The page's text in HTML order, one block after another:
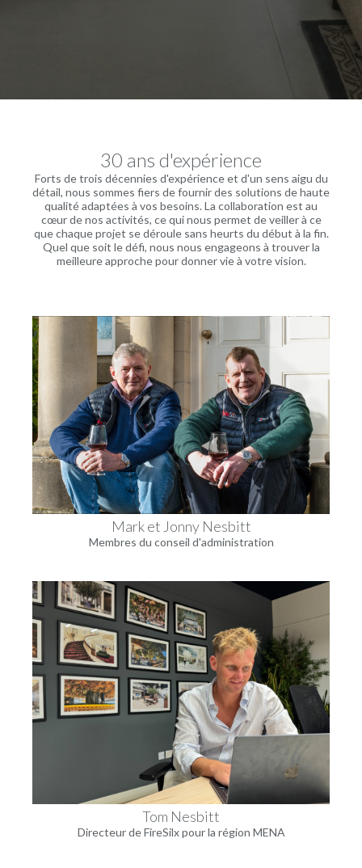
30 ans d'expérience
Forts de trois décennies d'expérience et d'un sens aigu du
détail, nous sommes fiers de fournir des solutions de haute
qualité adaptées à vos besoins. La collaboration est au
cœur de nos activités, ce qui nous permet de veiller à ce
que chaque projet se déroule sans heurts du début à la fin.
Quel que soit le défi, nous nous engageons à trouver la
meilleure approche pour donner vie à votre vision.
Mark et Jonny Nesbitt
Membres du conseil d'administration
Tom Nesbitt
Directeur de FireSilx pour la région MENA